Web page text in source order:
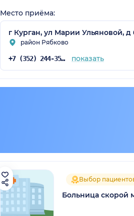
Место приёма:
г Курган, ул Марии Ульяновой, д
район Рябково
+7 (352) 244-35-03 показать
Выбор
Больница